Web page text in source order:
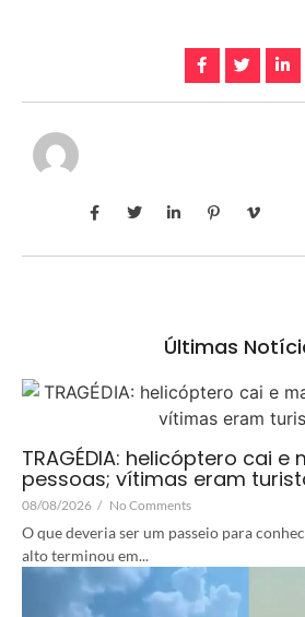
Últimas
TRAGÉDIA: helicóptero cai
pessoas; vítimas eram
08/08/2026 / No Comments
O que deveria ser um passeio para
alto terminou em...